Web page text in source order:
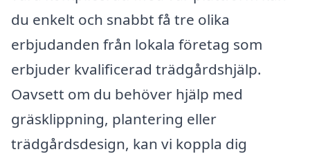
du enkelt och snabbt få tre olika
erbjudanden från lokala företag som
erbjuder kvalificerad trädgårdshjälp.
Oavsett om du behöver hjälp med
gräsklippning, plantering eller
trädgårdsdesign, kan vi koppla dig